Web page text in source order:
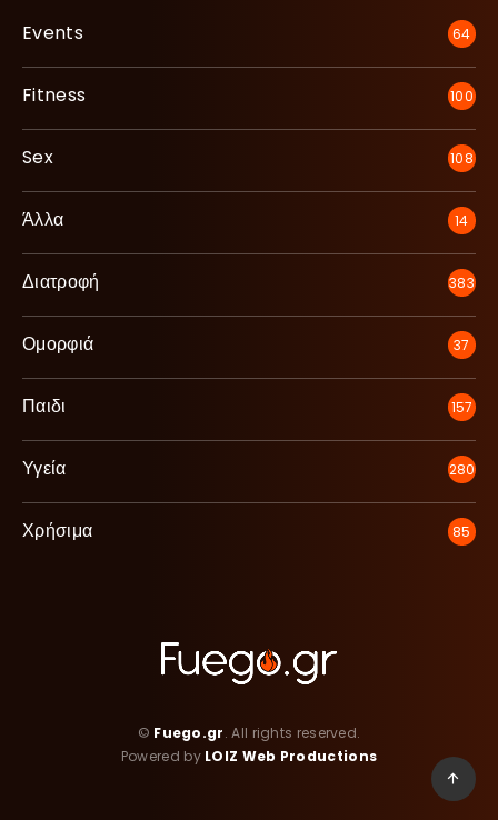
Events 64
Fitness 100
Sex 108
Άλλα 14
Διατροφή 383
Ομορφιά 37
Παιδι 157
Υγεία 280
Χρήσιμα 85
© Fuego.gr. All rights reserved.
Powered by LOIZ Web Productions